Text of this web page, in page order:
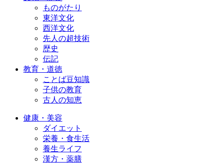
ものがたり
東洋文化
西洋文化
先人の超技術
歴史
伝記
教育・道徳
ことば豆知識
子供の教育
古人の知恵
健康・美容
ダイエット
栄養・食生活
養生ライフ
漢方・薬膳